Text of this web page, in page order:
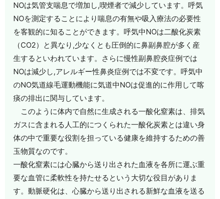
NOは気管支喘息で増加し,喫煙者で減少しています。呼気
NOを測定することにより喘息の有無や吸入療法の必要性
を客観的に知ることができます。呼気中NOは二酸化炭素
（CO2）と異なり,少なくとも圧倒的に鼻副鼻腔が多く産
生するといわれています。さらに慢性副鼻腔炎症例では
NOは減少し,アレルギー性鼻炎症例では不変です。呼気中
のNO気道線毛運動機能に気道中NOは促進的に作用して喀
痰の排出に関与しています。
このように体内で自然に生成される一酸化窒素は、排気
ガスに含まれる人工的につくられた一酸化炭素とは違い身
体の中で重要な役割を担っている健康を維持するための善
玉物質なのです。
一酸化窒素には心臓から送り出された血液を各所に運ぶ重
要な血管に柔軟性を持たせるという大切な役目がありま
す。動脈硬化は、心臓から送り出される新鮮な血液を送る